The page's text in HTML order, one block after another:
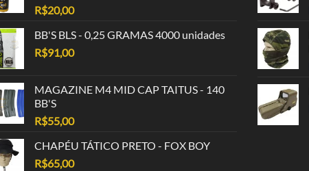
R$20,00
BB'S BLS - 0,25 GRAMAS 4000 unidades
R$91,00
MAGAZINE M4 MID CAP TAITUS - 140
BB'S
R$55,00
CHAPÉU TÁTICO PRETO - FOX BOY
R$65,00